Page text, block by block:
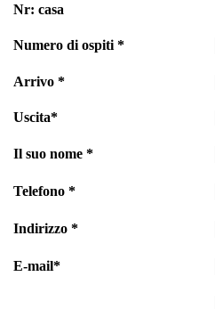
Nr: casa
Numero di ospiti *
Arrivo *
Uscita*
Il suo nome *
Telefono *
Indirizzo *
E-mail*